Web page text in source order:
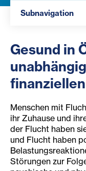
Subnavigation
Gesund in
Menschen mit
ihr Zuhause und
der Flucht haben
und Flucht haben
Störungen zur